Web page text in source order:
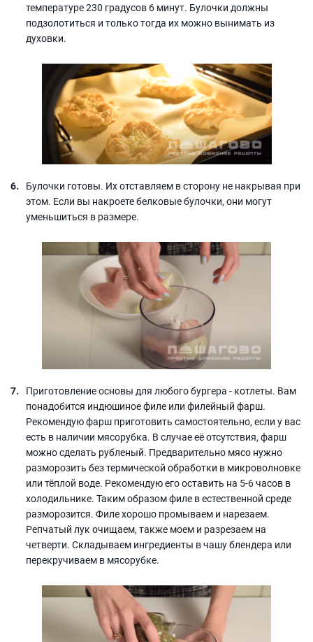
температуре 230 градусов 6 минут. Булочки должны
подзолотиться и только тогда их можно вынимать из
духовки.
Булочки готовы. Их отставляем в сторону не накрывая при
этом. Если вы накроете белковые булочки, они могут
уменьшиться в размере.
Приготовление основы для любого бургера - котлеты. Вам
понадобится индюшиное филе или филейный фарш.
Рекомендую фарш приготовить самостоятельно, если у вас
есть в наличии мясорубка. В случае её отсутствия, фарш
можно сделать рубленый. Предварительно мясо нужно
разморозить без термической обработки в микроволновке
или тёплой воде. Рекомендую его оставить на 5-6 часов в
холодильнике. Таким образом филе в естественной среде
разморозится. Филе хорошо промываем и нарезаем.
Репчатый лук очищаем, также моем и разрезаем на
четверти. Складываем ингредиенты в чашу блендера или
перекручиваем в мясорубке.